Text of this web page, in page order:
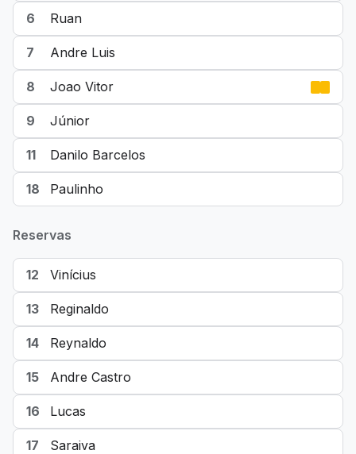
6 Ruan
7 Andre Luis
8 Joao Vitor
9 Júnior
11 Danilo Barcelos
18 Paulinho
Reservas
12 Vinícius
13 Reginaldo
14 Reynaldo
15 Andre Castro
16 Lucas
17 Saraiva